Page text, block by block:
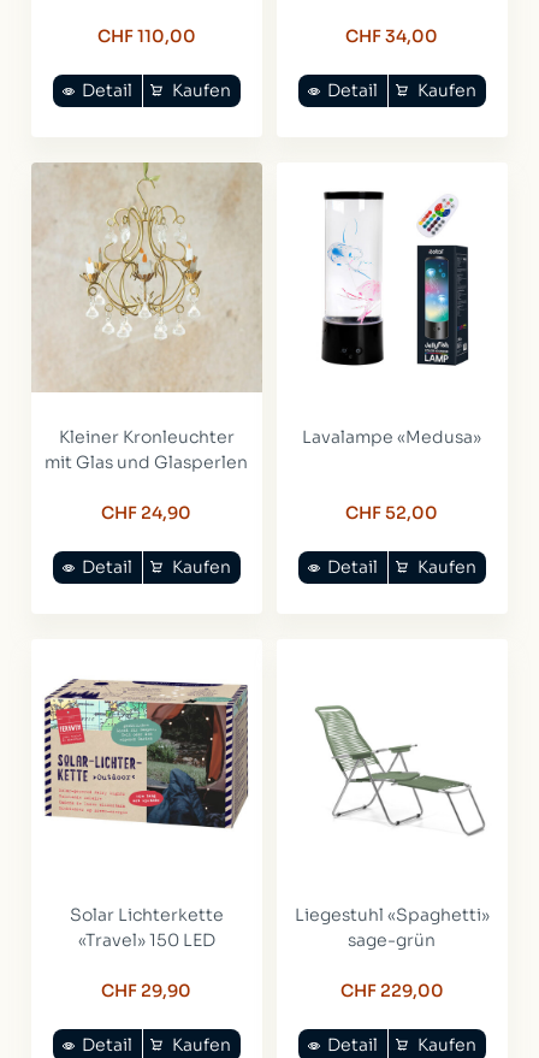
CHF 110,00
Kaufen
Detail
CHF 34,00
Kaufen
Detail
Kleiner Kronleuchter
mit Glas und Glasperlen
CHF 24,90
Kaufen
Detail
Lavalampe «Medusa»
CHF 52,00
Kaufen
Detail
Solar Lichterkette
«Travel» 150 LED
CHF 29,90
Kaufen
Detail
Liegestuhl «Spaghetti»
sage-grün
CHF 229,00
Kaufen
Detail